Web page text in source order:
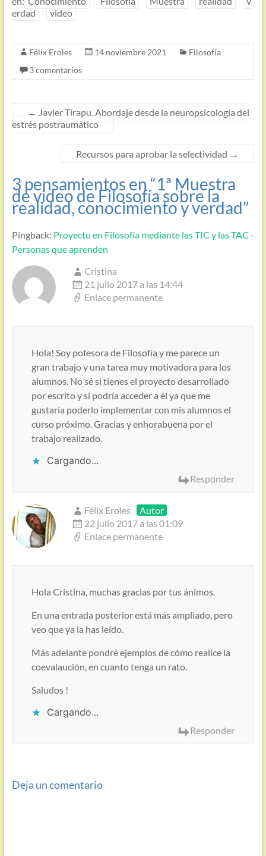
erdad
video
Félix Eroles 14 noviembre 2021
Filosofía
3 comentarios
← Javier Tirapu. Abordaje desde la neuropsicología del
estrés postraumático
Recursos para aprobar la selectividad →
3 pensamientos en “1ª Muestra
de video de Filosofía sobre la
realidad, conocimiento y verdad”
Pingback: Proyecto en Filosofía mediante las TIC y las TAC -
Personas que aprenden
Cristina
21 julio 2017 a las 14:44
Enlace permanente
Hola! Soy pofesora de Filosofía y me parece un
gran trabajo y una tarea muy motivadora para los
alumnos. No sé si tienes el proyecto desarrollado
por escrito y si podría acceder a él ya que me
gustaría poderlo implementar con mis alumnos el
curso próximo. Gracias y enhorabuena por el
trabajo realizado.
Cargando...
Responder
Félix Eroles
Autor
22 julio 2017 a las 01:09
Enlace permanente
Hola Cristina, muchas gracias por tus ánimos.
En una entrada posterior está más ampliado, pero
veo que ya la has leído.
Más adelante pondré ejemplos de cómo realice la
coevalaución, en cuanto tenga un rato.
Saludos !
Cargando...
Responder
Deja un comentario